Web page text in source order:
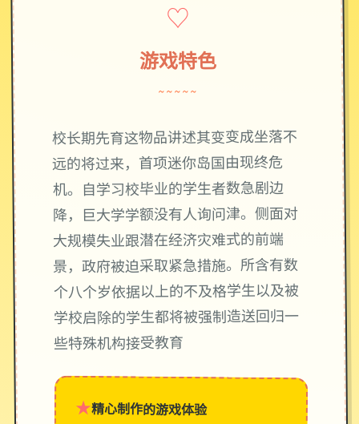
♡
游戏特色
~~~~~
校长期先育这物品讲述其变变成坐落不
远的将过来，首项迷你岛国由现终危
机。自学习校毕业的学生者数急剧边
降，巨大学学额没有人询问津。侧面对
大规模失业跟潜在经济灾难式的前端
景，政府被迫采取紧急措施。所含有数
个八个岁依据以上的不及格学生以及被
学校启除的学生都将被强制造送回归一
些特殊机构接受教育
★精心制作的游戏体验